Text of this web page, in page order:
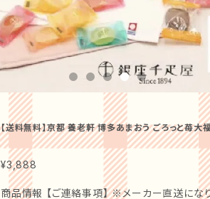
【送料無料】京都 養老軒 博多あまおう ごろっと苺
ギフト プレゼント お取り寄せ
¥3,888
商品情報 【ご連絡事項】 ※メーカー直送にな